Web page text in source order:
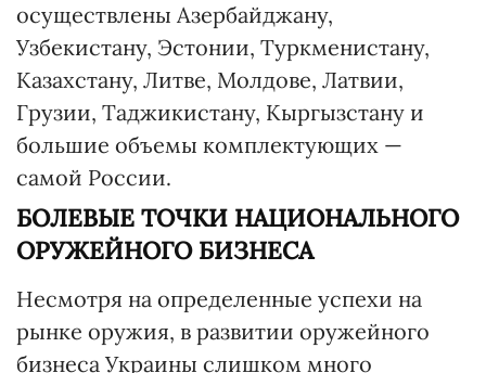
осуществлены Азербайджану,
Узбекистану, Эстонии, Туркменистану,
Казахстану, Литве, Молдове, Латвии,
Грузии, Таджикистану, Кыргызстану и
большие объемы комплектующих —
самой России.
БОЛЕВЫЕ ТОЧКИ НАЦИОНАЛЬНОГО
ОРУЖЕЙНОГО БИЗНЕСА
Несмотря на определенные успехи на
рынке оружия, в развитии оружейного
бизнеса Украины слишком много